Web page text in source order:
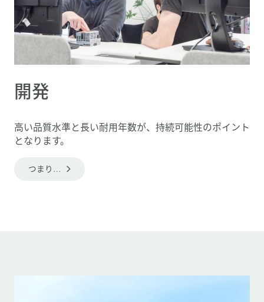
開発
高い品質水準と長い耐用年数が、持続可能性のポイント
となります。
つまり…